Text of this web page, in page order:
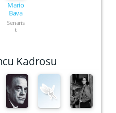
Mario
Bava
Senaris
t
Kadrosu